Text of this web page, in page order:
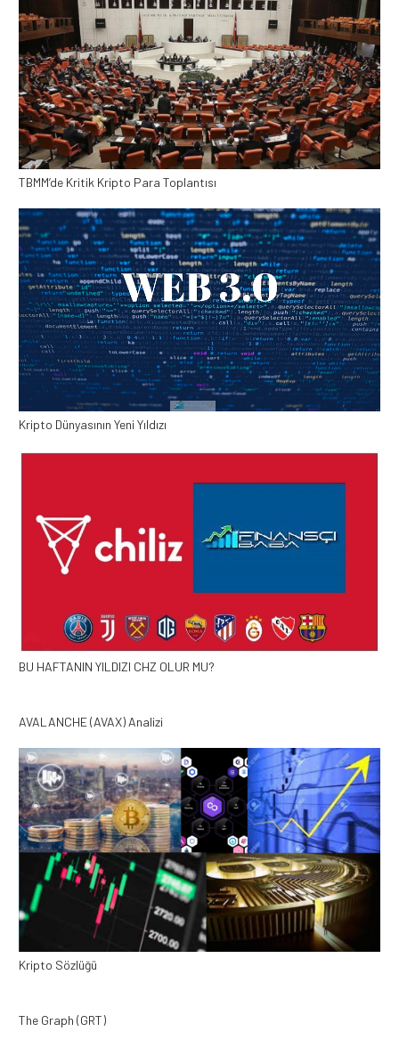
TBMM’de Kritik Kripto Para Toplantısı
Kripto Dünyasının Yeni Yıldızı
BU HAFTANIN YILDIZI CHZ OLUR MU?
AVALANCHE (AVAX) Analizi
Kripto Sözlüğü
The Graph (GRT)